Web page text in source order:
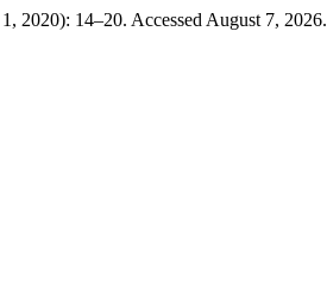
2020): 14–20. Accessed August 7, 2026.